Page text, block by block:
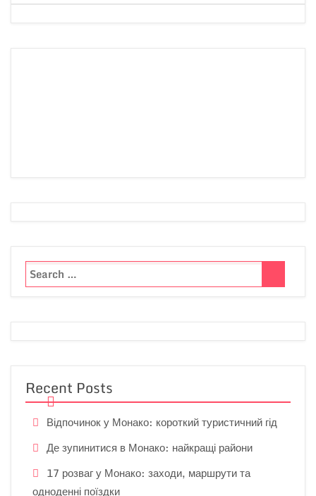
Recent Posts
Відпочинок у Монако: короткий туристичний гід
Де зупинитися в Монако: найкращі райони
17 розваг у Монако: заходи, маршрути та
одноденні поїздки